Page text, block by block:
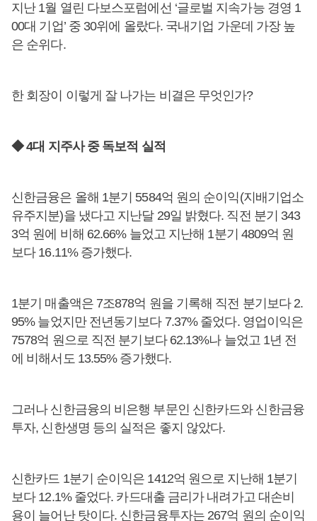
지난 1월 열린 다보스포럼에선 ‘글로벌 지속가능 경영 1
00대 기업’ 중 30위에 올랐다. 국내기업 가운데 가장 높
은 순위다.
한 회장이 이렇게 잘 나가는 비결은 무엇인가?
◆ 4대 지주사 중 독보적 실적
신한금융은 올해 1분기 5584억 원의 순이익(지배기업소
유주지분)을 냈다고 지난달 29일 밝혔다. 직전 분기 343
3억 원에 비해 62.66% 늘었고 지난해 1분기 4809억 원
보다 16.11% 증가했다.
1분기 매출액은 7조878억 원을 기록해 직전 분기보다 2.
95% 늘었지만 전년동기보다 7.37% 줄었다. 영업이익은
7578억 원으로 직전 분기보다 62.13%나 늘었고 1년 전
에 비해서도 13.55% 증가했다.
그러나 신한금융의 비은행 부문인 신한카드와 신한금융
투자, 신한생명 등의 실적은 좋지 않았다.
신한카드 1분기 순이익은 1412억 원으로 지난해 1분기
보다 12.1% 줄었다. 카드대출 금리가 내려가고 대손비
용이 늘어난 탓이다. 신한금융투자는 267억 원의 순이익